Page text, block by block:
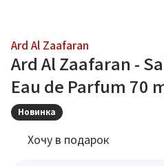
Ard Al Zaafaran
Ard Al Zaafaran -
Eau de Parfum 70
Новинка
Хочу в подарок